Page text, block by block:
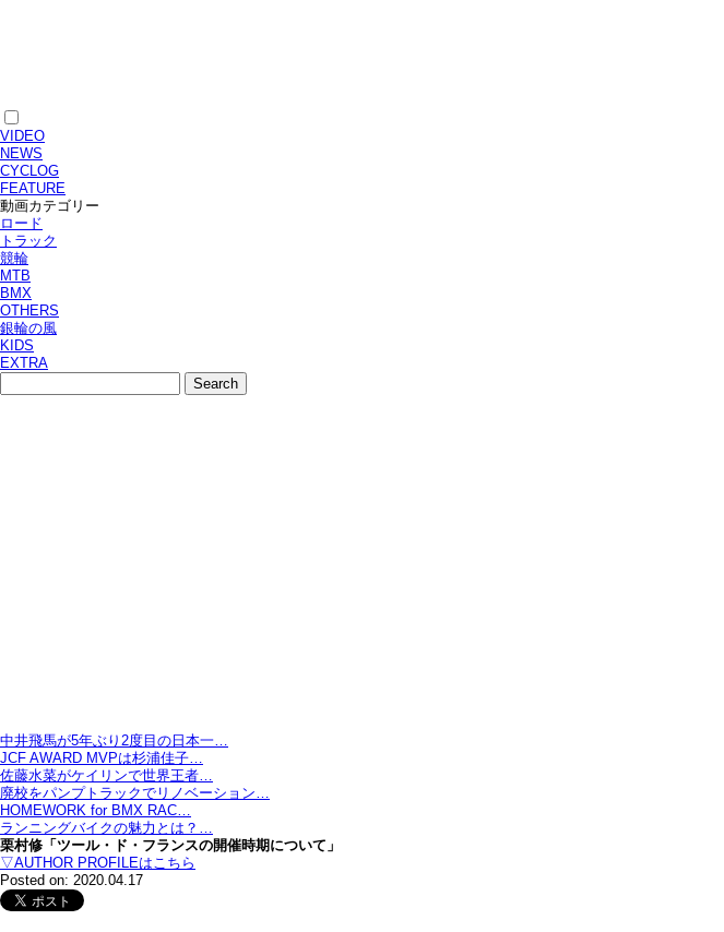
VIDEO
NEWS
CYCLOG
FEATURE
動画カテゴリー
ロード
トラック
競輪
MTB
BMX
OTHERS
銀輪の風
KIDS
EXTRA
中井飛馬が5年ぶり2度目の日本一…
JCF AWARD MVPは杉浦佳子…
佐藤水菜がケイリンで世界王者…
廃校をパンプトラックでリノベーション…
HOMEWORK for BMX RAC…
ランニングバイクの魅力とは？…
栗村修「ツール・ド・フランスの開催時期について」
▽AUTHOR PROFILEはこちら
Posted on: 2020.04.17